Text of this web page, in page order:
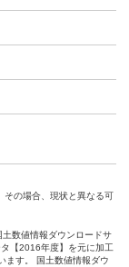
その場合、現状と異なる可
数値情報ダウンロードサ
【2016年度】を元に加工
ます。 国土数値情報ダウ